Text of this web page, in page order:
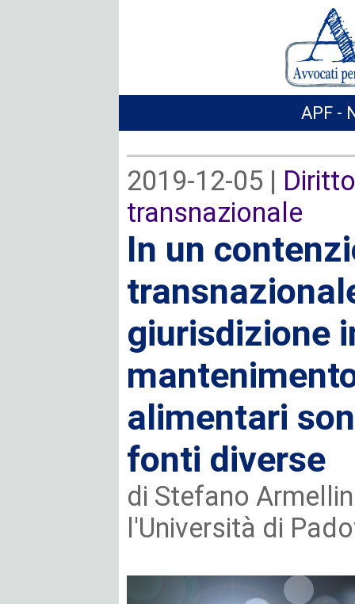
APF -
2019-12-05 |
transnazionale
In un
giurisdizione
alimentari
fonti diverse
di Stefano
l'Università di